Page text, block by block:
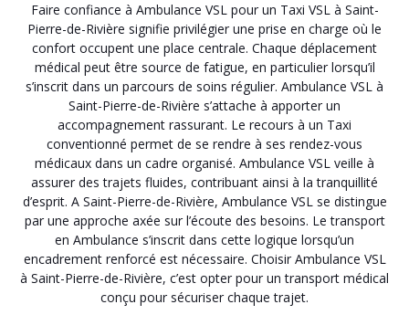
Faire confiance à Ambulance VSL pour un Taxi VSL à Saint-
Pierre-de-Rivière signifie privilégier une prise en charge où le
confort occupent une place centrale. Chaque déplacement
médical peut être source de fatigue, en particulier lorsqu’il
s’inscrit dans un parcours de soins régulier. Ambulance VSL à
Saint-Pierre-de-Rivière s’attache à apporter un
accompagnement rassurant. Le recours à un Taxi
conventionné permet de se rendre à ses rendez-vous
médicaux dans un cadre organisé. Ambulance VSL veille à
assurer des trajets fluides, contribuant ainsi à la tranquillité
d’esprit. A Saint-Pierre-de-Rivière, Ambulance VSL se distingue
par une approche axée sur l’écoute des besoins. Le transport
en Ambulance s’inscrit dans cette logique lorsqu’un
encadrement renforcé est nécessaire. Choisir Ambulance VSL
à Saint-Pierre-de-Rivière, c’est opter pour un transport médical
conçu pour sécuriser chaque trajet.